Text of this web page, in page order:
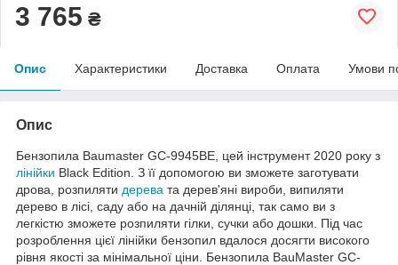
3 765 ₴
Опис Характеристики Доставка Оплата Умови
Опис
Бензопила Baumaster GC-9945BE, цей інструмент 2020 року з
лінійки Black Edition. З її допомогою ви зможете заготувати
дрова, розпиляти дерева та дерев'яні вироби, випиляти
дерево в лісі, саду або на дачній ділянці, так само ви з
легкістю зможете розпиляти гілки, сучки або дошки. Під час
розроблення цієї лінійки бензопил вдалося досягти високого
рівня якості за мінімальної ціни. Бензопила BauMaster GC-